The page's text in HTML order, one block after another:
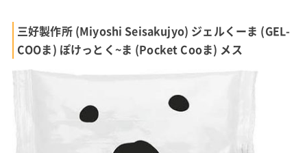
三好製作所 (Miyoshi Seisakujyo) ジェルくーま (GEL-
COOま) ぽけっとく~ま (Pocket Cooま) メス